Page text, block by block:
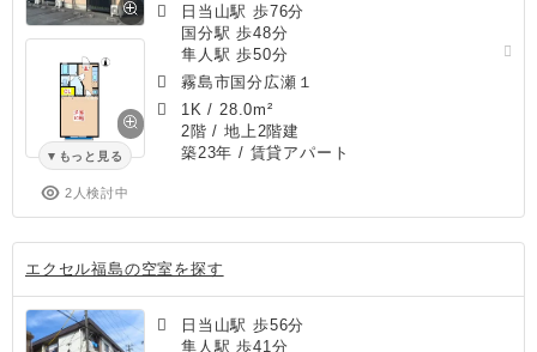
もっと見る
2人検討中
日当山駅 歩76分
国分駅 歩48分
隼人駅 歩50分
霧島市国分広瀬１
1K / 28.0m²
2階 / 地上2階建
築23年 / 賃貸アパート
エクセル福島の空室を探す
日当山駅 歩56分
隼人駅 歩41分